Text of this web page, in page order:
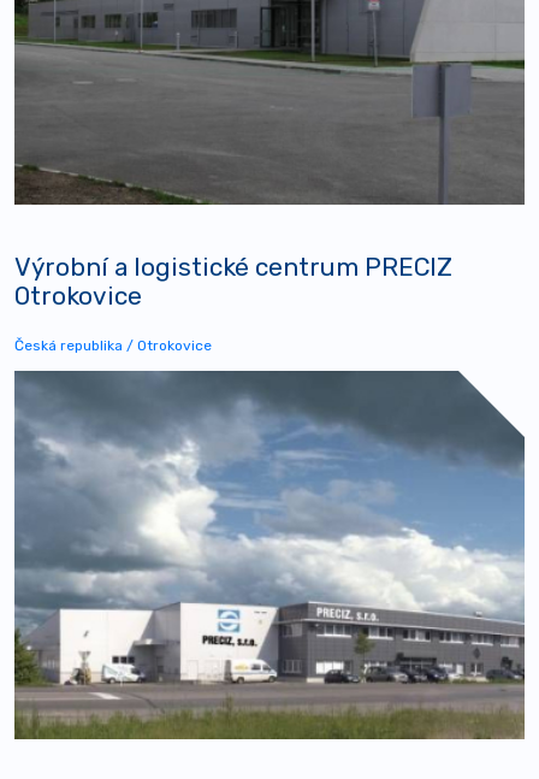
Výrobní a logistické centrum PRECIZ
Otrokovice
Česká republika / Otrokovice